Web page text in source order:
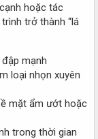
hoặc tác
trở thành “lá
mạnh
loại nhọn xuyên
mặt ẩm ướt hoặc
trong thời gian